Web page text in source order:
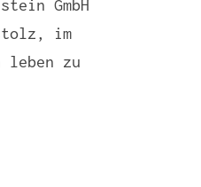
GmbH
im
leben zu